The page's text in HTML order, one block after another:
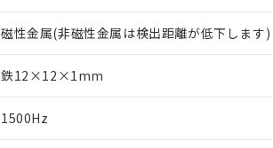
磁性金属(非磁性金属は検出距離が低下します)
鉄12×12×1mm
1500Hz